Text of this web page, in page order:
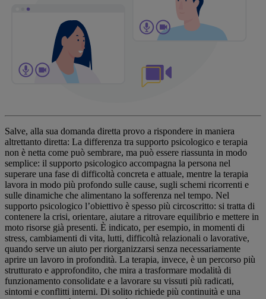
Salve, alla sua domanda diretta provo a rispondere in maniera
altrettanto diretta: La differenza tra supporto psicologico e terapia
non è netta come può sembrare, ma può essere riassunta in modo
semplice: il supporto psicologico accompagna la persona nel
superare una fase di difficoltà concreta e attuale, mentre la terapia
lavora in modo più profondo sulle cause, sugli schemi ricorrenti e
sulle dinamiche che alimentano la sofferenza nel tempo. Nel
supporto psicologico l’obiettivo è spesso più circoscritto: si tratta di
contenere la crisi, orientare, aiutare a ritrovare equilibrio e mettere in
moto risorse già presenti. È indicato, per esempio, in momenti di
stress, cambiamenti di vita, lutti, difficoltà relazionali o lavorative,
quando serve un aiuto per riorganizzarsi senza necessariamente
aprire un lavoro in profondità. La terapia, invece, è un percorso più
strutturato e approfondito, che mira a trasformare modalità di
funzionamento consolidate e a lavorare su vissuti più radicati,
sintomi e conflitti interni. Di solito richiede più continuità e una